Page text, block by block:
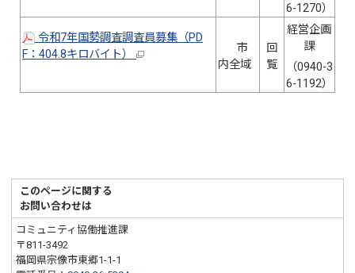
6-1270）
令和7年国勢調査調査員募集（PD
F：404.8キロバイト）
市
内全域
回
覧
経営企画
課
（0940-3
6-1192）
このページに関する
お問い合わせは
コミュニティ協働推進課
〒811-3492
福岡県宗像市東郷1-1-1